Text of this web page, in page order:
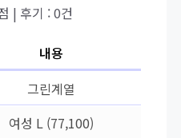
| 후기 : 0건
내용
그린계열
여성 L (77,100)